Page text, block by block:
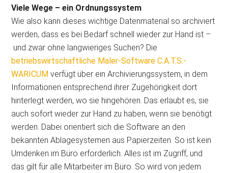
Viele Wege – ein Ordnungssystem
Wie also kann dieses wichtige Datenmaterial so archiviert
werden, dass es bei Bedarf schnell wieder zur Hand ist –
und zwar ohne langwieriges Suchen? Die
betriebswirtschaftliche Maler-Software C.A.T.S.-
WARICUM verfügt über ein Archivierungssystem, in dem
Informationen entsprechend ihrer Zugehörigkeit dort
hinterlegt werden, wo sie hingehören. Das erlaubt es, sie
auch sofort wieder zur Hand zu haben, wenn sie benötigt
werden. Dabei orientiert sich die Software an den
bekannten Ablagesystemen aus Papierzeiten. So ist kein
Umdenken im Büro erforderlich. Alles ist im Zugriff, und
das gilt für alle Mitarbeiter im Büro. So wird von jedem